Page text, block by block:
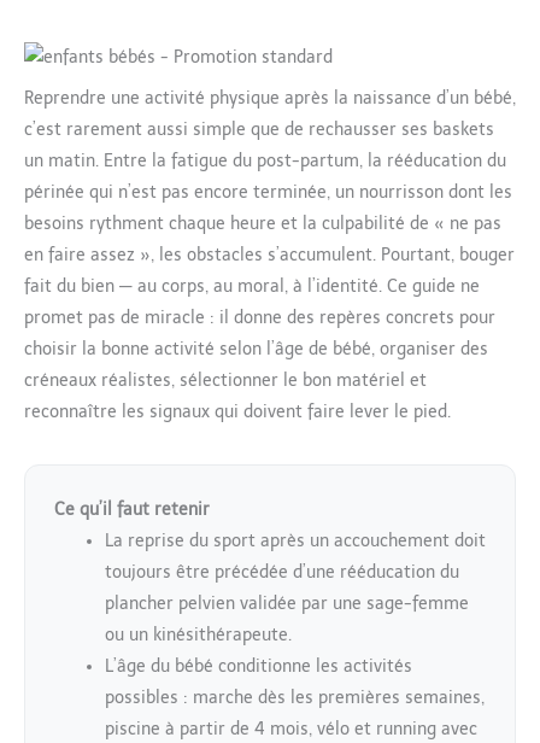
Reprendre une activité physique après la naissance d’un bébé,
c’est rarement aussi simple que de rechausser ses baskets
un matin. Entre la fatigue du post-partum, la rééducation du
périnée qui n’est pas encore terminée, un nourrisson dont les
besoins rythment chaque heure et la culpabilité de « ne pas
en faire assez », les obstacles s’accumulent. Pourtant, bouger
fait du bien — au corps, au moral, à l’identité. Ce guide ne
promet pas de miracle : il donne des repères concrets pour
choisir la bonne activité selon l’âge de bébé, organiser des
créneaux réalistes, sélectionner le bon matériel et
reconnaître les signaux qui doivent faire lever le pied.
Ce qu’il faut retenir
La reprise du sport après un accouchement doit
toujours être précédée d’une rééducation du
plancher pelvien validée par une sage-femme
ou un kinésithérapeute.
L’âge du bébé conditionne les activités
possibles : marche dès les premières semaines,
piscine à partir de 4 mois, vélo et running avec